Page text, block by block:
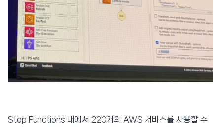
Step Functions 내에서 220개의 AWS 서비스를 사용할 수